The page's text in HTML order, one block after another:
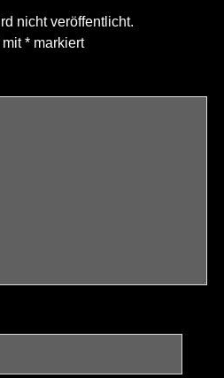
nicht veröffentlicht.
mit*markiert